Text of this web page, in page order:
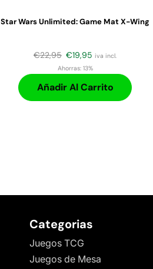
Star Wars Unlimited: Game Mat X-Wing
€22,95 €19,95 iva incl.
Ahorras:13%
Añadir Al Carrito
Categorias
Juegos TCG
Juegos de Mesa